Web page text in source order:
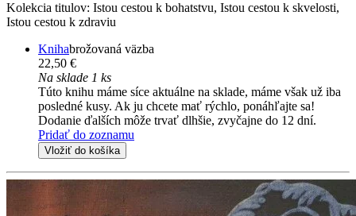
Kolekcia titulov: Istou cestou k bohatstvu, Istou cestou k skvelosti,
Istou cestou k zdraviu
Knihabrožovaná väzba
22,50 €
Na sklade 1 ks
Túto knihu máme síce aktuálne na sklade, máme však už iba
posledné kusy. Ak ju chcete mať rýchlo, ponáhľajte sa!
Dodanie ďalších môže trvať dlhšie, zvyčajne do 12 dní.
Pridať do zoznamu
Vložiť do košíka